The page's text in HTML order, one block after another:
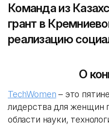
Команда из
грант в
реализацию
О
TechWomen – это
лидерства для женщин
области науки,